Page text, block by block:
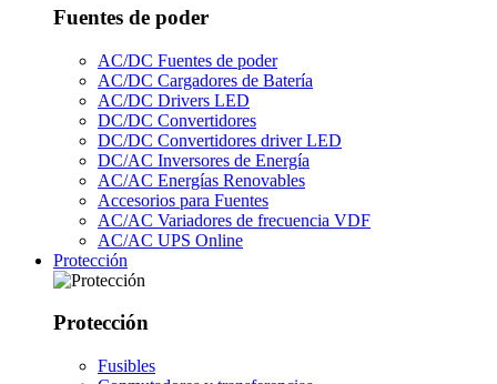
Fuentes de poder
AC/DC Fuentes de poder
AC/DC Cargadores de Batería
AC/DC Drivers LED
DC/DC Convertidores
DC/DC Convertidores driver LED
DC/AC Inversores de Energía
AC/AC Energías Renovables
Accesorios para Fuentes
AC/AC Variadores de frecuencia VDF
AC/AC UPS Online
Protección
Protección
Fusibles